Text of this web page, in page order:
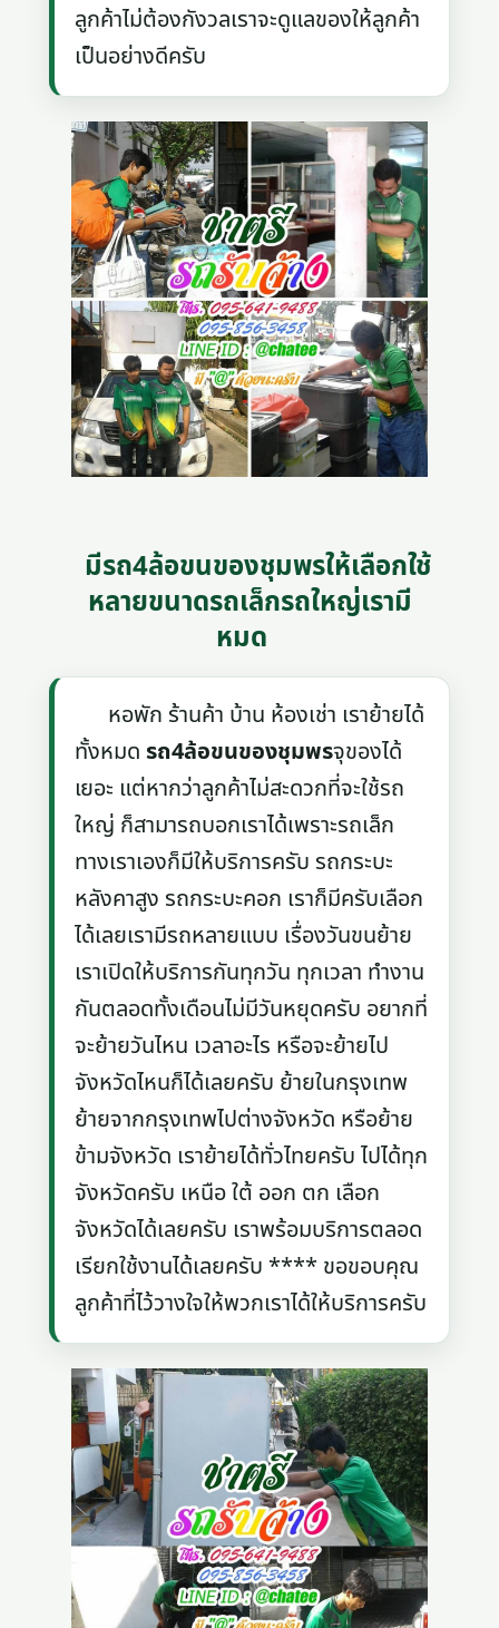
ลูกค้าไม่ต้องกังวลเราจะดูแลของให้ลูกค้า
เป็นอย่างดีครับ
มีรถ4ล้อขนของชุมพรให้เลือกใช้
หลายขนาดรถเล็กรถใหญ่เรามี
หมด
หอพัก ร้านค้า บ้าน ห้องเช่า เราย้ายได้
ทั้งหมดรถ4ล้อขนของชุมพรจุของได้
เยอะ แต่หากว่าลูกค้าไม่สะดวกที่จะใช้รถ
ใหญ่ ก็สามารถบอกเราได้เพราะรถเล็ก
ทางเราเองก็มีให้บริการครับ รถกระบะ
หลังคาสูง รถกระบะคอก เราก็มีครับเลือก
ได้เลยเรามีรถหลายแบบ เรื่องวันขนย้าย
เราเปิดให้บริการกันทุกวัน ทุกเวลา ทำงาน
กันตลอดทั้งเดือนไม่มีวันหยุดครับ อยากที่
จะย้ายวันไหน เวลาอะไร หรือจะย้ายไป
จังหวัดไหนก็ได้เลยครับ ย้ายในกรุงเทพ
ย้ายจากกรุงเทพไปต่างจังหวัด หรือย้าย
ข้ามจังหวัด เราย้ายได้ทั่วไทยครับ ไปได้ทุก
จังหวัดครับ เหนือ ใต้ ออก ตก เลือก
จังหวัดได้เลยครับ เราพร้อมบริการตลอด
เรียกใช้งานได้เลยครับ **** ขอขอบคุณ
ลูกค้าที่ไว้วางใจให้พวกเราได้ให้บริการครับ